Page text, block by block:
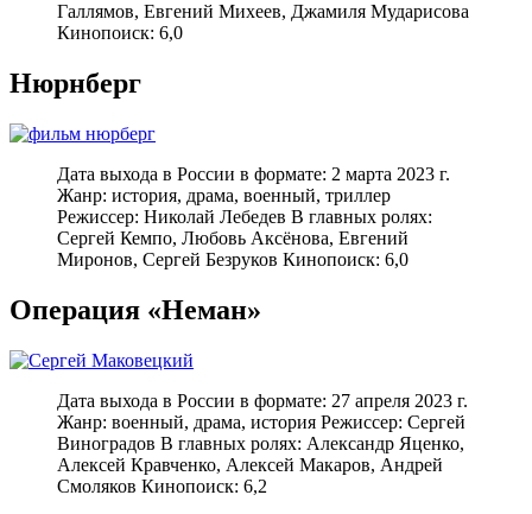
Галлямов, Евгений Михеев, Джамиля Мударисова
Кинопоиск: 6,0
Нюрнберг
Дата выхода в России в формате: 2 марта 2023 г.
Жанр: история, драма, военный, триллер
Режиссер: Николай Лебедев В главных ролях:
Сергей Кемпо, Любовь Аксёнова, Евгений
Миронов, Сергей Безруков Кинопоиск: 6,0
Операция «Неман»
Дата выхода в России в формате: 27 апреля 2023 г.
Жанр: военный, драма, история Режиссер: Сергей
Виноградов В главных ролях: Александр Яценко,
Алексей Кравченко, Алексей Макаров, Андрей
Смоляков Кинопоиск: 6,2